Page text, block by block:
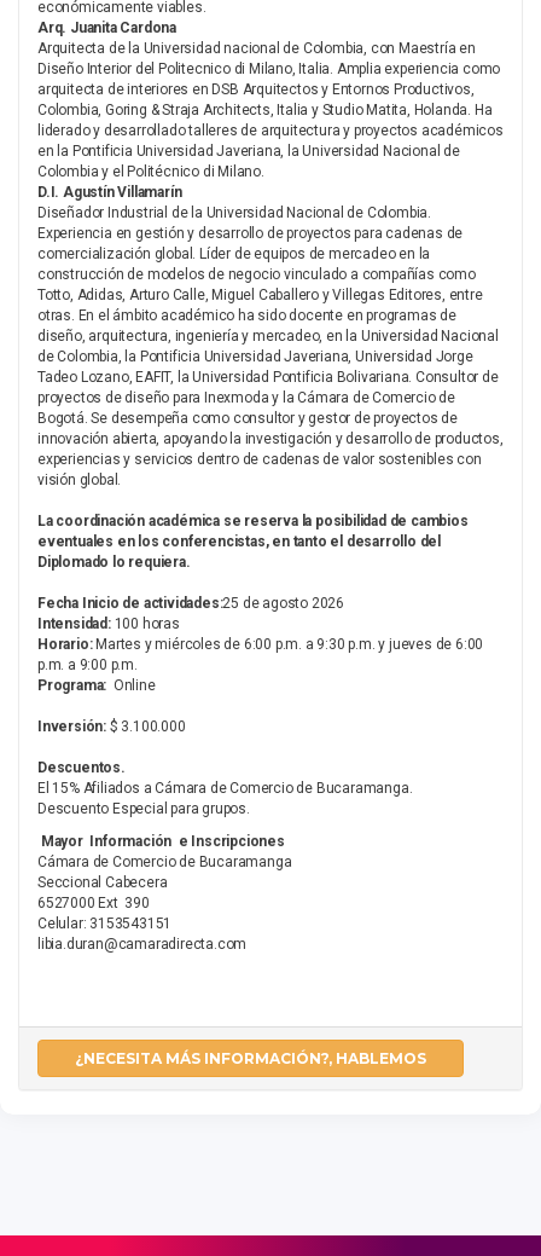
económicamente viables.
Arq. Juanita Cardona
Arquitecta de la Universidad nacional de Colombia, con Maestría en
Diseño Interior del Politecnico di Milano, Italia. Amplia experiencia como
arquitecta de interiores en DSB Arquitectos y Entornos Productivos,
Colombia, Goring & Straja Architects, Italia y Studio Matita, Holanda. Ha
liderado y desarrollado talleres de arquitectura y proyectos académicos
en la Pontificia Universidad Javeriana, la Universidad Nacional de
Colombia y el Politécnico di Milano.
D.I. Agustín Villamarín
Diseñador Industrial de la Universidad Nacional de Colombia.
Experiencia en gestión y desarrollo de proyectos para cadenas de
comercialización global. Líder de equipos de mercadeo en la
construcción de modelos de negocio vinculado a compañías como
Totto, Adidas, Arturo Calle, Miguel Caballero y Villegas Editores, entre
otras. En el ámbito académico ha sido docente en programas de
diseño, arquitectura, ingeniería y mercadeo, en la Universidad Nacional
de Colombia, la Pontificia Universidad Javeriana, Universidad Jorge
Tadeo Lozano, EAFIT, la Universidad Pontificia Bolivariana. Consultor de
proyectos de diseño para Inexmoda y la Cámara de Comercio de
Bogotá. Se desempeña como consultor y gestor de proyectos de
innovación abierta, apoyando la investigación y desarrollo de productos,
experiencias y servicios dentro de cadenas de valor sostenibles con
visión global.
La coordinación académica se reserva la posibilidad de cambios
eventuales en los conferencistas, en tanto el desarrollo del
Diplomado lo requiera.
Fecha Inicio de actividades:25 de agosto 2026
Intensidad:100 horas
Horario:Martes y miércoles de 6:00 p.m. a 9:30 p.m. y jueves de 6:00
p.m. a 9:00 p.m.
Programa: Online
Inversión: $ 3.100.000
Descuentos.
El 15% Afiliados a Cámara de Comercio de Bucaramanga.
Descuento Especial para grupos.
Mayor Información e Inscripciones
Cámara de Comercio de Bucaramanga
Seccional Cabecera
6527000 Ext 390
Celular: 3153543151
libia.duran@camaradirecta.com
¿NECESITA MÁS INFORMACIÓN?, HABLEMOS